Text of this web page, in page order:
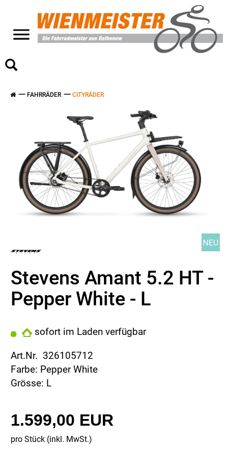
FAHRRÄDER CITYRÄDER
Stevens Amant 5.2 HT -
Pepper White - L
sofort im Laden verfügbar
Art.Nr. 326105712
Farbe: Pepper White
Grösse: L
1.599,00 EUR
pro Stück (inkl. MwSt.)